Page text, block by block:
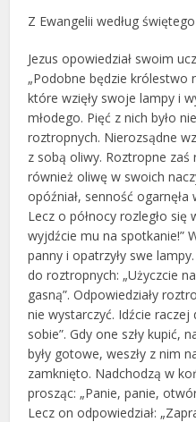
Z Ewangelii według
Jezus opowiedział swoim
„Podobne będzie królestwo
które wzięły swoje lampy i
młodego. Pięć z nich było
roztropnych. Nierozsądne
z sobą oliwy. Roztropne zaś
również oliwę w swoich
opóźniał, senność ogarnęła
Lecz o północy rozległo się
wyjdźcie mu na spotkanie!”
panny i opatrzyły swe
do roztropnych: „Użyczcie
gasną”. Odpowiedziały
nie wystarczyć. Idźcie raczej
sobie”. Gdy one szły kupić,
były gotowe, weszły z nim
zamknięto. Nadchodzą w
prosząc: „Panie, panie,
Lecz on odpowiedział: